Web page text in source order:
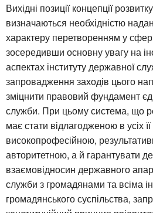
Вихідні позиції концепції
визначаються необхідністю
характеру перетворенням у
зосередивши основну увагу на
аспектах інституту державної
запровадження заходів цього
зміцнити правовий фундамент
служби. При цьому система, що
має стати відлагодженою в усіх
високопрофесійною,
авторитетною, а й гарантувати
взаємовідносин державного
служби з громадянами та всіма
громадянського суспільства,